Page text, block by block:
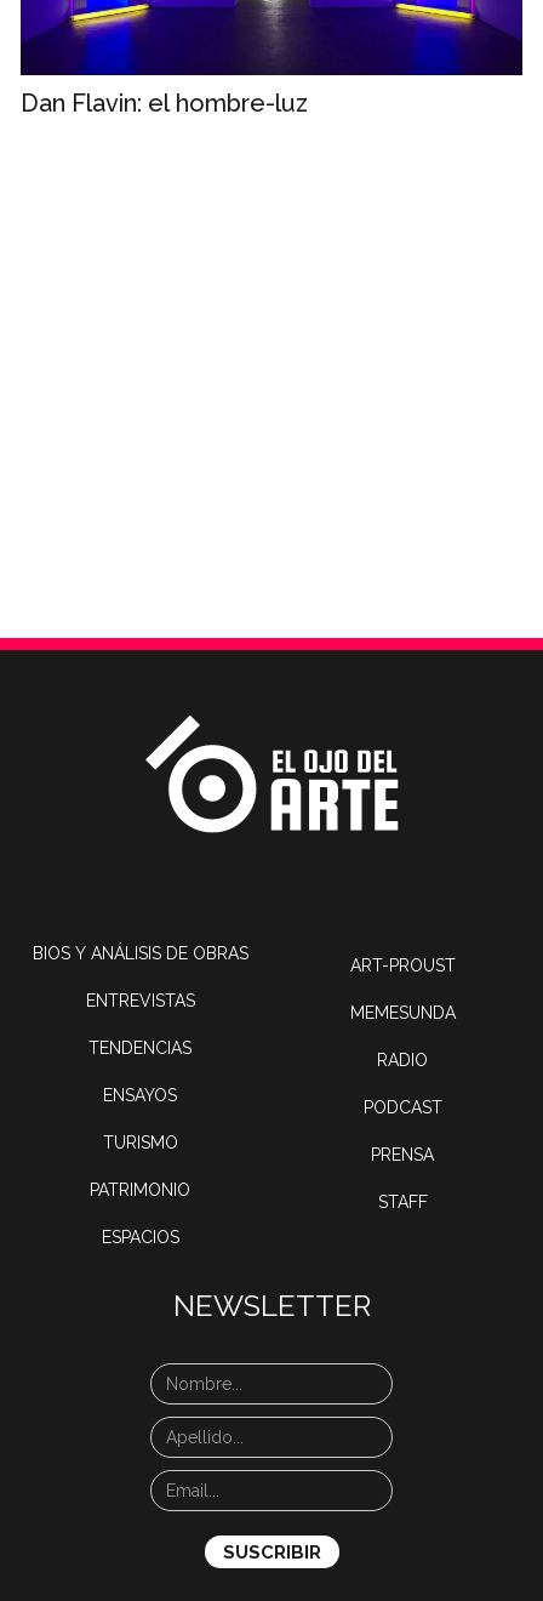
Dan Flavin: el hombre-luz
BIOS Y ANÁLISIS DE OBRAS
ENTREVISTAS
TENDENCIAS
ENSAYOS
TURISMO
PATRIMONIO
ESPACIOS
ART-PROUST
MEMESUNDA
RADIO
PODCAST
PRENSA
STAFF
NEWSLETTER